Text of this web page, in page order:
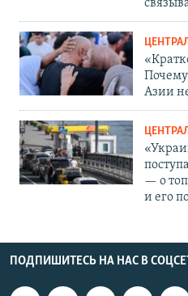
Азии
— о
и его
ПОДПИШИТЕСЬ НА НАС В